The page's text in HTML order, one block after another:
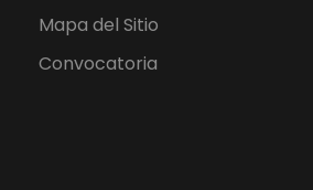
Mapa del Sitio
Convocatoria